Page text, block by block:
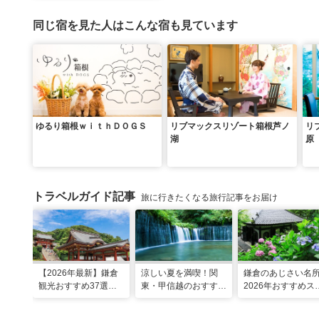
同じ宿を見た人はこんな宿も見ています
ゆるり箱根ｗｉｔｈＤＯＧＳ
リブマックスリゾート箱根芦ノ
湖
リ
原
トラベルガイド記事 旅に行きたくなる旅行記事をお届け
【2026年最新】鎌倉
観光おすすめ37選！
涼しい夏を満喫！関
東・甲信越のおすすめ
鎌倉のあじさい名
2026年おすすめス